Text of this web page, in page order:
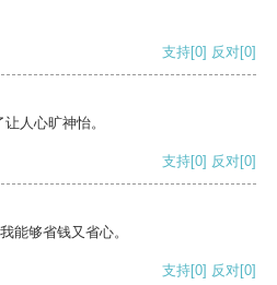
支持[0] 反对[0]
人心旷神怡。
支持[0] 反对[0]
能够省钱又省心。
支持[0] 反对[0]